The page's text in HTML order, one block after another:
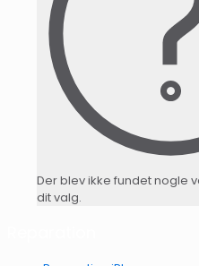
Der blev ikke fundet nogle
dit valg.